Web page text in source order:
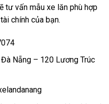
tư vấn mẫu xe lăn phù hợp
chính của bạn.
Nẵng – 120 Lương Trúc